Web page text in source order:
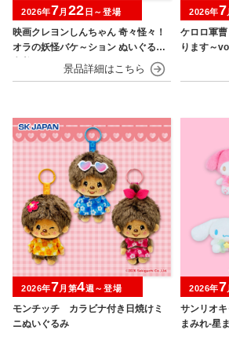
映画クレヨンしんちゃん 奇々怪々！
オラの妖怪バケ～ション ぬいぐるみ
2026年7月 22 日～登場
ケロロ軍
ります～
2026年7
モンチッチ カラビナ付き日焼けミ
ニぬいぐるみ
2026年7月第4週～登場
サンリオ
まみれ-星
2026年7